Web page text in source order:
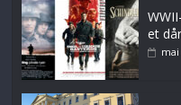
et
mai